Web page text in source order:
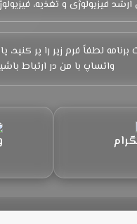
فیزیولوژی و تغذیه،
لطفاً فرم زیر را پر کنید، یا
واتساپ با من در ارتباط باشید.